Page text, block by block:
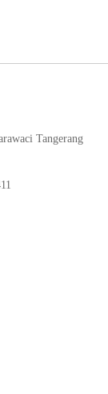
Tangerang